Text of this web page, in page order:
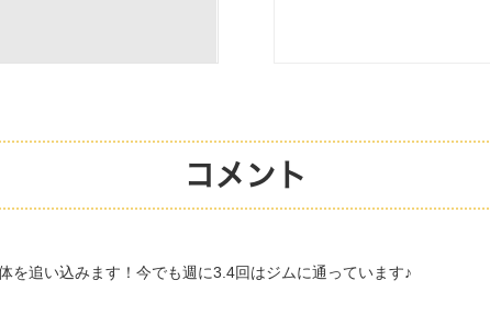
コメント
を追い込みます！今でも週に3.4回はジムに通っています♪